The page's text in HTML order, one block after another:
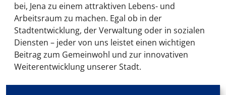
bei, Jena zu einem attraktiven Lebens- und
Arbeitsraum zu machen. Egal ob in der
Stadtentwicklung, der Verwaltung oder in sozialen
Diensten – jeder von uns leistet einen wichtigen
Beitrag zum Gemeinwohl und zur innovativen
Weiterentwicklung unserer Stadt.